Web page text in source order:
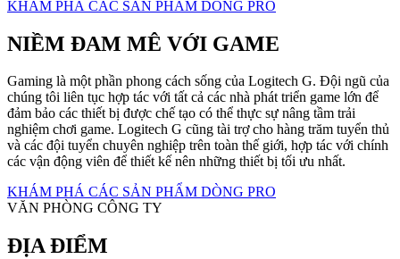
KHÁM PHÁ CÁC SẢN PHẨM DÒNG PRO
NIỀM ĐAM MÊ VỚI GAME
Gaming là một phần phong cách sống của Logitech G. Đội ngũ của
chúng tôi liên tục hợp tác với tất cả các nhà phát triển game lớn để
đảm bảo các thiết bị được chế tạo có thể thực sự nâng tầm trải
nghiệm chơi game. Logitech G cũng tài trợ cho hàng trăm tuyển thủ
và các đội tuyển chuyên nghiệp trên toàn thế giới, hợp tác với chính
các vận động viên để thiết kế nên những thiết bị tối ưu nhất.
KHÁM PHÁ CÁC SẢN PHẨM DÒNG PRO
VĂN PHÒNG CÔNG TY
ĐỊA ĐIỂM